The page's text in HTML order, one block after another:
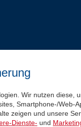
Wir nutzen diese,
Smartphone-/Web-
zeigen und unsere
Dienste- und